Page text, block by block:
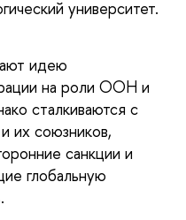
университет.
идею
на роли ООН и
сталкиваются с
их союзников,
санкции и
глобальную